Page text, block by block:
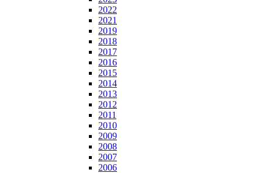
2022
2021
2019
2018
2017
2016
2015
2014
2013
2012
2011
2010
2009
2008
2007
2006